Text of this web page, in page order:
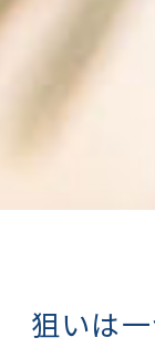
狙いは